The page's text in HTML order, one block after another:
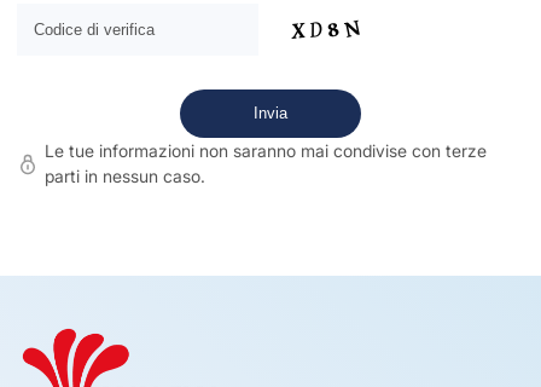
Le tue informazioni non saranno mai condivise con terze
parti in nessun caso.